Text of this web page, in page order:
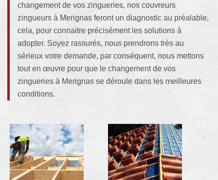
changement de vos zingueries, nos couvreurs
zingueurs à Merignas feront un diagnostic au préalable,
cela, pour connaitre précisément les solutions à
adopter. Soyez rassurés, nous prendrons très au
sérieux votre demande, par conséquent, nous mettons
tout en œuvre pour que le changement de vos
zingueries à Merignas se déroule dans les meilleures
conditions.